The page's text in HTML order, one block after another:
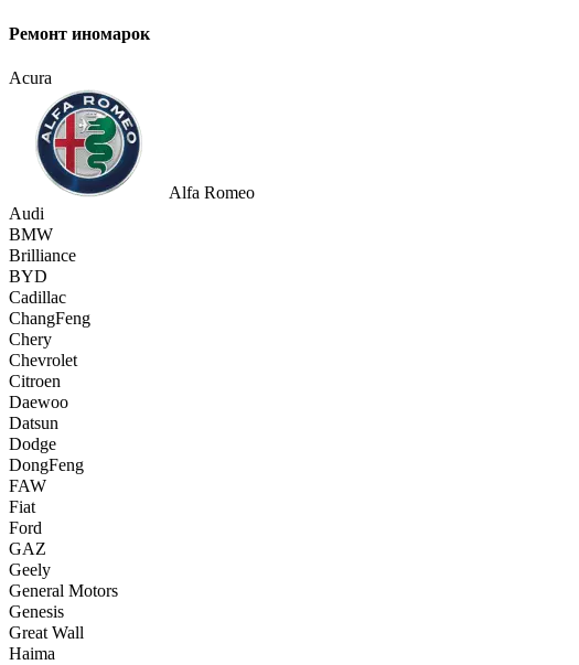
Ремонт иномарок
Acura
Alfa Romeo
Audi
BMW
Brilliance
BYD
Cadillac
ChangFeng
Chery
Chevrolet
Citroen
Daewoo
Datsun
Dodge
DongFeng
FAW
Fiat
Ford
GAZ
Geely
General Motors
Genesis
Great Wall
Haima